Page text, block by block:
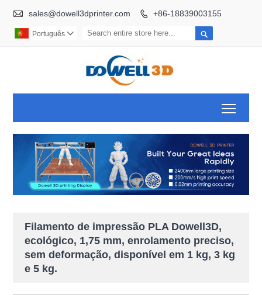
 sales@dowell3dprinter.com  +86-18839003155

Português 
Filamento de impressão PLA Dowell3D,
ecológico, 1,75 mm, enrolamento preciso,
sem deformação, disponível em 1 kg, 3 kg
e 5 kg.